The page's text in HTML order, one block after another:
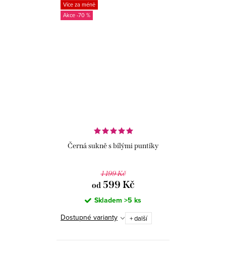
Více za méně
-70 %
Černá sukně s bílými puntíky
1 199 Kč
od 599 Kč
Skladem >5 ks
Dostupné varianty + další